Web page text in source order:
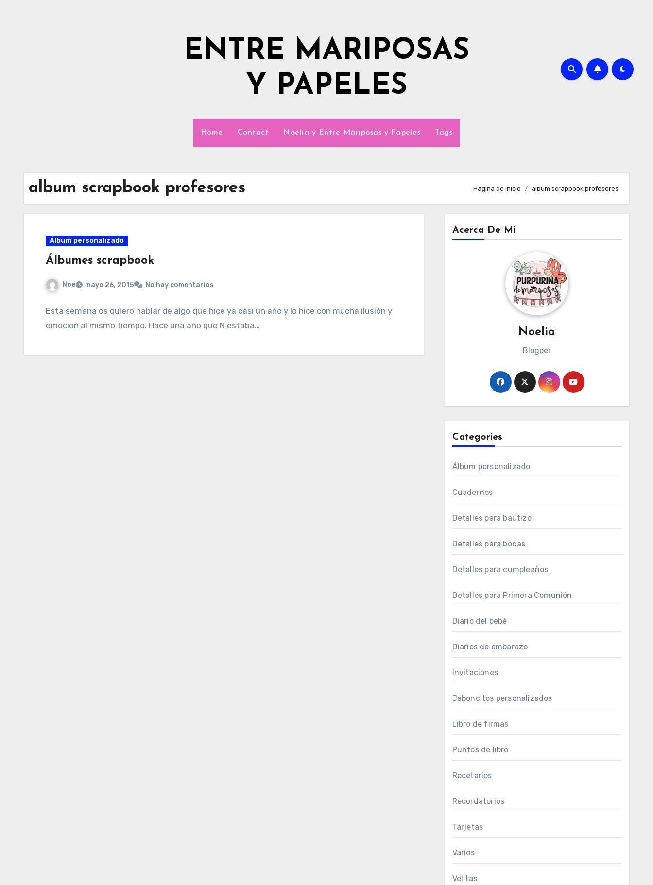
ENTRE MARIPOSAS
Y PAPELES
Home Contact Noelia y Entre Mariposas y Papeles Tags
album scrapbook profesores Página de inicio album scrapbook profesores
Álbum personalizado
Álbumes scrapbook
Noe mayo 26, 2015 No hay comentarios
Esta semana os quiero hablar de algo que hice ya casi un año y lo hice con mucha ilusión y
emoción al mismo tiempo. Hace una año que N estaba…
Acerca De Mi
Noelia
Blogeer
Categories
Álbum personalizado
Cuadernos
Detalles para bautizo
Detalles para bodas
Detalles para cumpleaños
Detalles para Primera Comunión
Diario del bebé
Diarios de embarazo
Invitaciones
Jaboncitos personalizados
Libro de firmas
Puntos de libro
Recetarios
Recordatorios
Tarjetas
Varios
Velitas